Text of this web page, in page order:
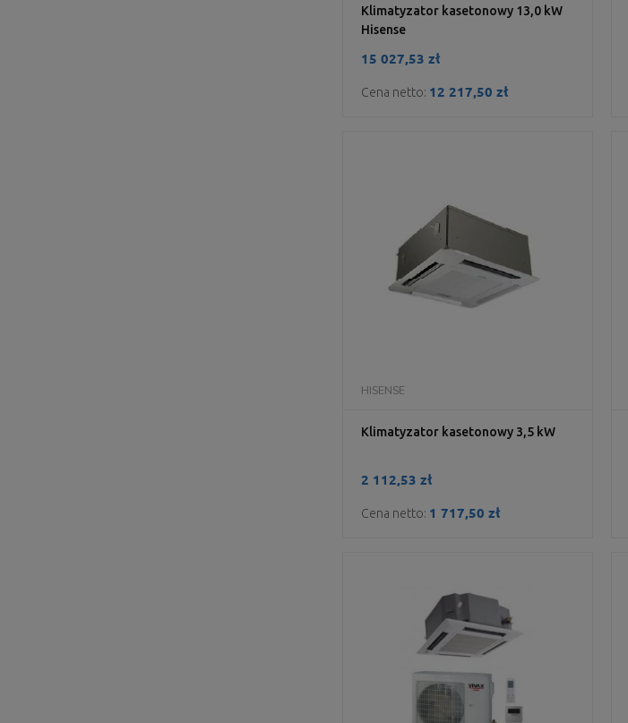
Klimatyzator kasetonowy 13,0 kW
Hisense
15 027,53 zł
Cena netto: 12 217,50 zł
Klimatyzator kasetonowy 3,5 kW
HISENSE
2 112,53 zł
Cena netto: 1 717,50 zł